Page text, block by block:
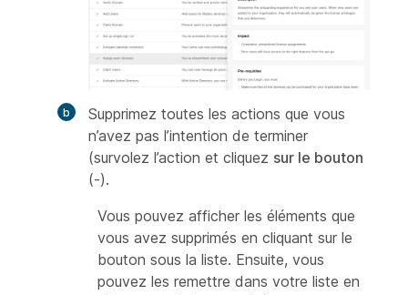
Supprimez toutes les actions que vous
n’avez pas l’intention de terminer
(survolez l’action et cliquez sur le bouton
(-).
Vous pouvez afficher les éléments que
vous avez supprimés en cliquant sur le
bouton sous la liste. Ensuite, vous
pouvez les remettre dans votre liste en